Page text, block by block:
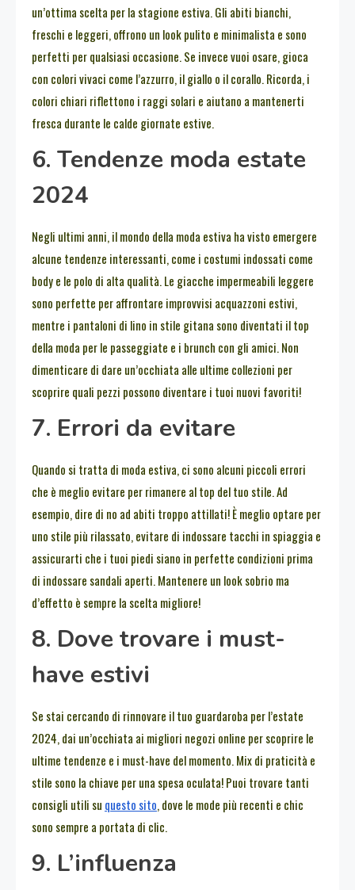
un’ottima scelta per la stagione estiva. Gli abiti bianchi,
freschi e leggeri, offrono un look pulito e minimalista e sono
perfetti per qualsiasi occasione. Se invece vuoi osare, gioca
con colori vivaci come l’azzurro, il giallo o il corallo. Ricorda, i
colori chiari riflettono i raggi solari e aiutano a mantenerti
fresca durante le calde giornate estive.
6. Tendenze moda estate
2024
Negli ultimi anni, il mondo della moda estiva ha visto emergere
alcune tendenze interessanti, come i costumi indossati come
body e le polo di alta qualità. Le giacche impermeabili leggere
sono perfette per affrontare improvvisi acquazzoni estivi,
mentre i pantaloni di lino in stile gitana sono diventati il top
della moda per le passeggiate e i brunch con gli amici. Non
dimenticare di dare un’occhiata alle ultime collezioni per
scoprire quali pezzi possono diventare i tuoi nuovi favoriti!
7. Errori da evitare
Quando si tratta di moda estiva, ci sono alcuni piccoli errori
che è meglio evitare per rimanere al top del tuo stile. Ad
esempio, dire di no ad abiti troppo attillati! È meglio optare per
uno stile più rilassato, evitare di indossare tacchi in spiaggia e
assicurarti che i tuoi piedi siano in perfette condizioni prima
di indossare sandali aperti. Mantenere un look sobrio ma
d’effetto è sempre la scelta migliore!
8. Dove trovare i must-
have estivi
Se stai cercando di rinnovare il tuo guardaroba per l’estate
2024, dai un’occhiata ai migliori negozi online per scoprire le
ultime tendenze e i must-have del momento. Mix di praticità e
stile sono la chiave per una spesa oculata! Puoi trovare tanti
consigli utili su questo sito, dove le mode più recenti e chic
sono sempre a portata di clic.
9. L’influenza